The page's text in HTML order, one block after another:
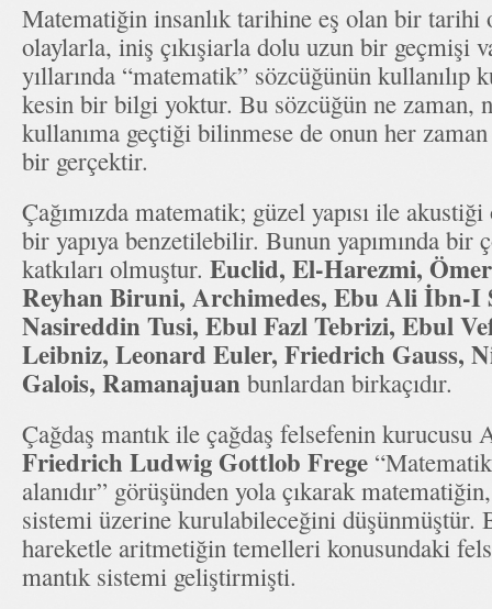
Matematiğin insanlık tarihine eş olan bir
olaylarla, iniş çıkışiarla dolu uzun bir geçmişi
yıllarında “matematik” sözcüğünün kullanılıp
kesin bir bilgi yoktur. Bu sözcüğün ne zaman,
kullanıma geçtiği bilinmese de onun her zaman
bir gerçektir.
Çağımızda matematik; güzel yapısı ile
bir yapıya benzetilebilir. Bunun yapımında bir
katkıları olmuştur. Euclid, El-Harezmi,
Reyhan Biruni, Archimedes, Ebu Ali İbn-I
Nasireddin Tusi, Ebul Fazl Tebrizi, Ebul
Leibniz, Leonard Euler, Friedrich Gauss,
Galois, Ramanajuan bunlardan birkaçıdır.
Çağdaş mantık ile çağdaş felsefenin kurucusu
Friedrich Ludwig Gottlob Frege
alanıdır” görüşünden yola çıkarak
sistemi üzerine kurulabileceğini düşünmüştür.
hareketle aritmetiğin temelleri konusundaki
mantık sistemi geliştirmişti.